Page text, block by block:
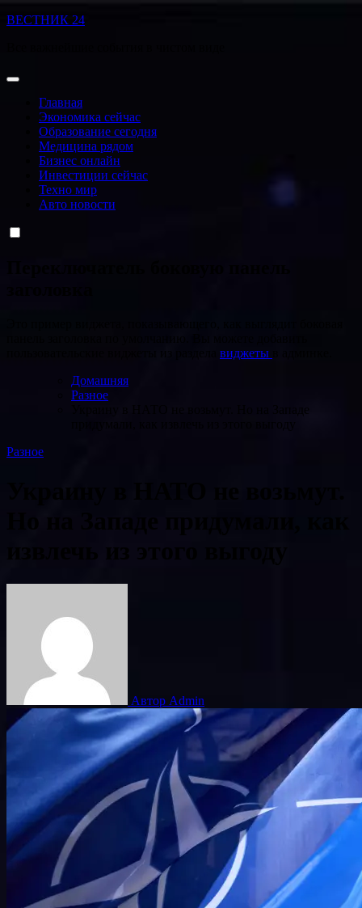
Перейти
ВЕСТНИК 24
Главная
Экономика сейчас
Образование сегодня
Медицина рядом
Бизнес онлайн
Инвестиции сейчас
Техно мир
Авто новости
виджеты
Домашняя
Разное
Украину в НАТО не возьмут. Но на Западе
Разное
Автор Admin